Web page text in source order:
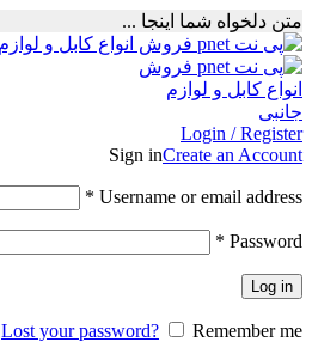
متن دلخواه شما اینجا ...
Login / Register
Sign inCreate an Account
Username or email address
*
Password
*
Log in
Lost your password? Remember me